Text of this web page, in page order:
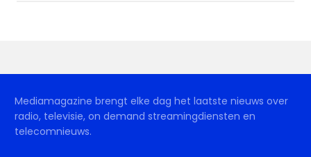
Mediamagazine brengt elke dag het laatste nieuws over
radio, televisie, on demand streamingdiensten en
telecomnieuws.